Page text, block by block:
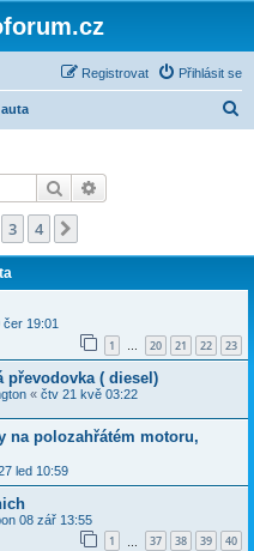
Přihlásit se
Registrovat
Hledat
3 4
čer 19:01
1 … 20 21 22 23
převodovka ( diesel)
« čtv 21 kvě 03:22
na polozahřátém motoru,
led 10:59
08 zář 13:55
1 37 38 39 40